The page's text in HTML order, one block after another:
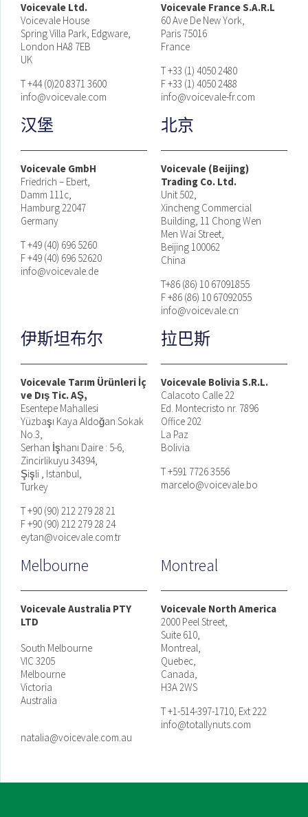
Voicevale Ltd.
Voicevale House
Spring Villa Park, Edgware,
London HA8 7EB
UK
T +44 (0)20 8371 3600
info@voicevale.com
Voicevale France S.A.R.L
60 Ave De New York,
Paris 75016
France
T +33 (1) 4050 2480
F +33 (1) 4050 2488
info@voicevale-fr.com
汉堡
Voicevale GmbH
Friedrich – Ebert,
Damm 111c,
Hamburg 22047
Germany
T +49 (40) 696 5260
F +49 (40) 696 52620
info@voicevale.de
北京
Voicevale (Beijing)
Trading Co. Ltd.
Unit 502,
Xincheng Commercial
Building, 11 Chong Wen
Men Wai Street,
Beijing 100062
China
T+86 (86) 10 67091855
F +86 (86) 10 67092055
info@voicevale.cn
伊斯坦布尔
Voicevale Tarım Ürünleri İç
ve Dış Tic. AŞ,
Esentepe Mahallesi
Yüzbaşı Kaya Aldoğan Sokak
No.3,
Serhan İşhanı Daire : 5-6,
Zincirlikuyu 34394,
Şişli , Istanbul,
Turkey
T +90 (90) 212 279 28 21
F +90 (90) 212 279 28 24
eytan@voicevale.com.tr
拉巴斯
Voicevale Bolivia S.R.L.
Calacoto Calle 22
Ed. Montecristo nr. 7896
Office 202
La Paz
Bolivia
T +591 7726 3556
marcelo@voicevale.bo
Melbourne
Voicevale Australia PTY
LTD
South Melbourne
VIC 3205
Melbourne
Victoria
Australia
natalia@voicevale.com.au
Montreal
Voicevale North America
2000 Peel Street,
Suite 610,
Montreal,
Quebec,
Canada,
H3A 2WS
T +1-514-397-1710, Ext 222
info@totallynuts.com